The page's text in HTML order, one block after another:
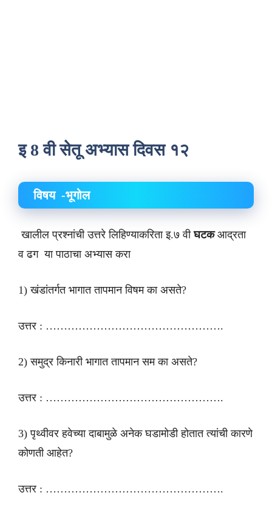
इ 8 वी सेतू अभ्यास दिवस १२
विषय -भूगोल
खालील प्रश्नांची उत्तरे लिहिण्याकरिता इ.७ वीघटकआद्रता
व ढग या पाठाचा अभ्यास करा
1) खंडांतर्गत भागात तापमान विषम का असते?
उत्तर : ………………………………………….
2) समुद्र किनारी भागात तापमान सम का असते?
उत्तर : ………………………………………….
3) पृथ्वीवर हवेच्या दाबामुळे अनेक घडामोडी होतात त्यांची कारणे
कोणती आहेत?
उत्तर : ………………………………………….